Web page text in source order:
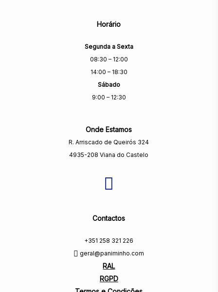
Horário
Segunda a Sexta
08:30 – 12:00
14:00 – 18:30
Sábado
9:00 – 12:30
Onde Estamos
R. Arriscado de Queirós 324
4935-208 Viana do Castelo
Contactos
+351 258 321 226
geral@paniminho.com
RAL
RGPD